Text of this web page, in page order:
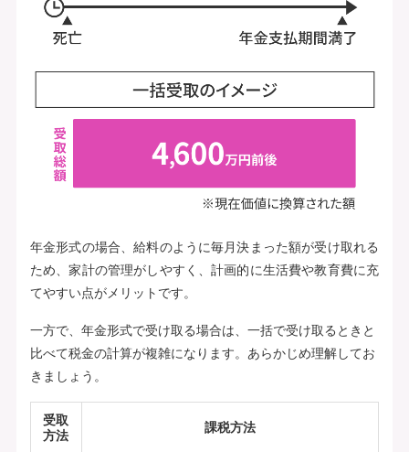
年金形式の場合、給料のように毎月決まった額が受け取れる
ため、家計の管理がしやすく、計画的に生活費や教育費に充
てやすい点がメリットです。
一方で、年金形式で受け取る場合は、一括で受け取るときと
比べて税金の計算が複雑になります。あらかじめ理解してお
きましょう。
受取
方法
課税方法